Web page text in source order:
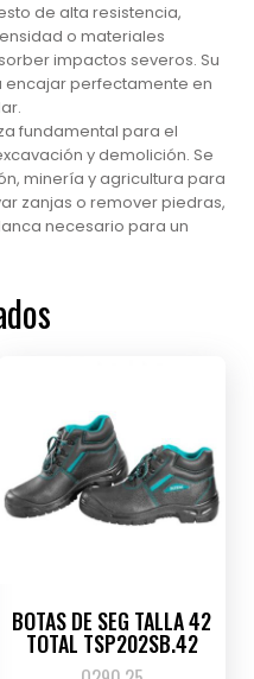
de alta resistencia,
o materiales
impactos severos. Su
perfectamente en
fundamental para el
y demolición. Se
minería y agricultura para
zanjas o remover piedras,
necesario para un
BOTAS DE SEG TALLA 42
TOTAL TSP202SB.42